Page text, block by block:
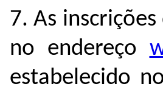
7. As
no endereço
estabelecido